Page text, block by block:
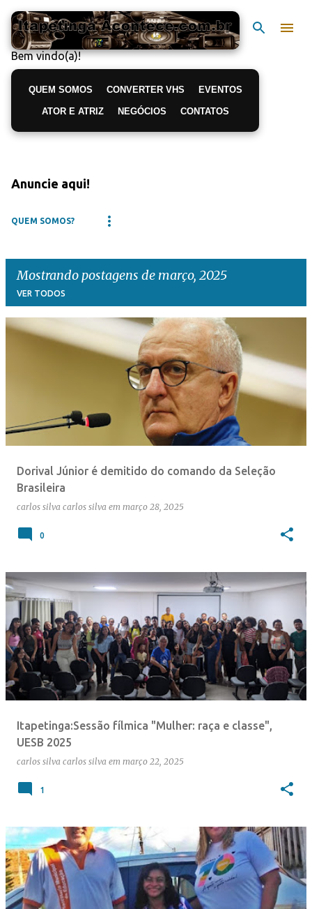
Pular para o conteúdo principal
Bem vindo(a)!
QUEM SOMOS CONVERTER VHS EVENTOS
ATOR E ATRIZ NEGÓCIOS CONTATOS
Anuncie aqui!
QUEM SOMOS?
Mostrando postagens de março, 2025
VER TODOS
g
Dorival Júnior é demitido do comando da Seleção
Brasileira
carlos silva carlos silva em março 28, 2025
0
Itapetinga:Sessão fílmica "Mulher: raça e classe",
UESB 2025
carlos silva carlos silva em março 22, 2025
1